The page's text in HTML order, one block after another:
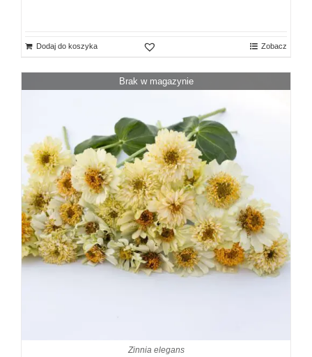
Dodaj do koszyka Zobacz
Brak w magazynie
Zinnia elegans